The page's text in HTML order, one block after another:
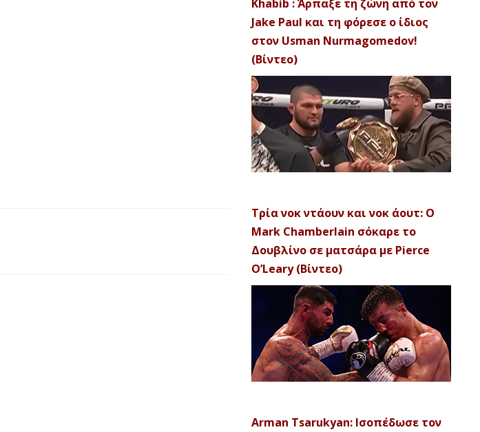
Khabib : Άρπαξε τη ζώνη από τον
Jake Paul και τη φόρεσε ο ίδιος
στον Usman Nurmagomedov!
(Βίντεο)
Τρία νοκ ντάουν και νοκ άουτ: Ο
Mark Chamberlain σόκαρε το
Δουβλίνο σε ματσάρα με Pierce
O’Leary (Βίντεο)
Arman Tsarukyan: Ισοπέδωσε τον